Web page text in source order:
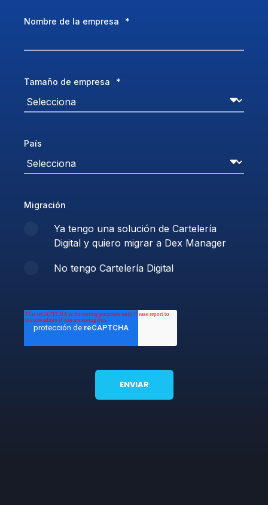
Nombre de la empresa *
Tamaño de empresa *
País
Migración
Ya tengo una solución de Cartelería
Digital y quiero migrar a Dex Manager
No tengo Cartelería Digital